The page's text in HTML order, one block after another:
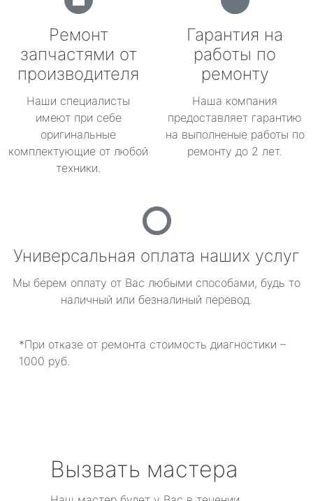
Ремонт
запчастями от
производителя
Наши специалисты
имеют при себе
оригинальные
комплектующие от любой
техники.
Гарантия на
работы по
ремонту
Наша компания
предоставляет гарантию
на выполненые работы по
ремонту до 2 лет.
Универсальная оплата наших услуг
Мы берем оплату от Вас любыми способами, будь то
наличный или безналиный перевод.
*При отказе от ремонта стоимость диагностики –
1000 руб.
Вызвать мастера